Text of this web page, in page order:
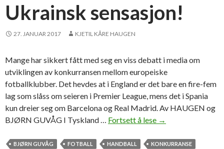
Ukrainsk sensasjon!
27. JANUAR 2017 KJETIL KÅRE HAUGEN
Mange har sikkert fått med seg en viss debatt i media om
utviklingen av konkurransen mellom europeiske
fotballklubber. Det hevdes at i England er det bare en fire-fem
lag som slåss om seieren i Premier League, mens det i Spania
kun dreier seg om Barcelona og Real Madrid. Av HAUGEN og
BJØRN GUVÅG I Tyskland … Fortsett å lese U
r
→
BJØRN GUVÅG FOTBALL HANDBALL
KONKURRANSE